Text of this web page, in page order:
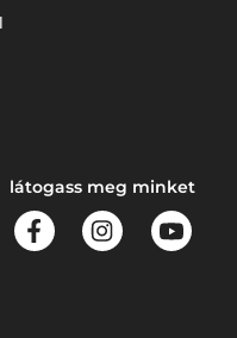
látogass meg minket